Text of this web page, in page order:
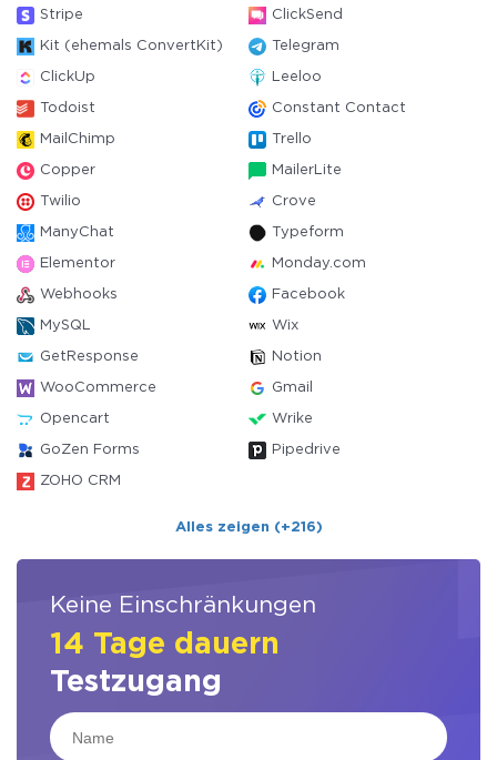
Stripe ClickSend
Kit (ehemals ConvertKit) Telegram
ClickUp Leeloo
Todoist Constant Contact
MailChimp Trello
Copper MailerLite
Twilio Crove
ManyChat Typeform
Elementor Monday.com
Webhooks Facebook
MySQL Wix
GetResponse Notion
WooCommerce Gmail
Opencart Wrike
GoZen Forms Pipedrive
ZOHO CRM
Alles zeigen (+216)
Keine Einschränkungen
14 Tage dauern
Testzugang